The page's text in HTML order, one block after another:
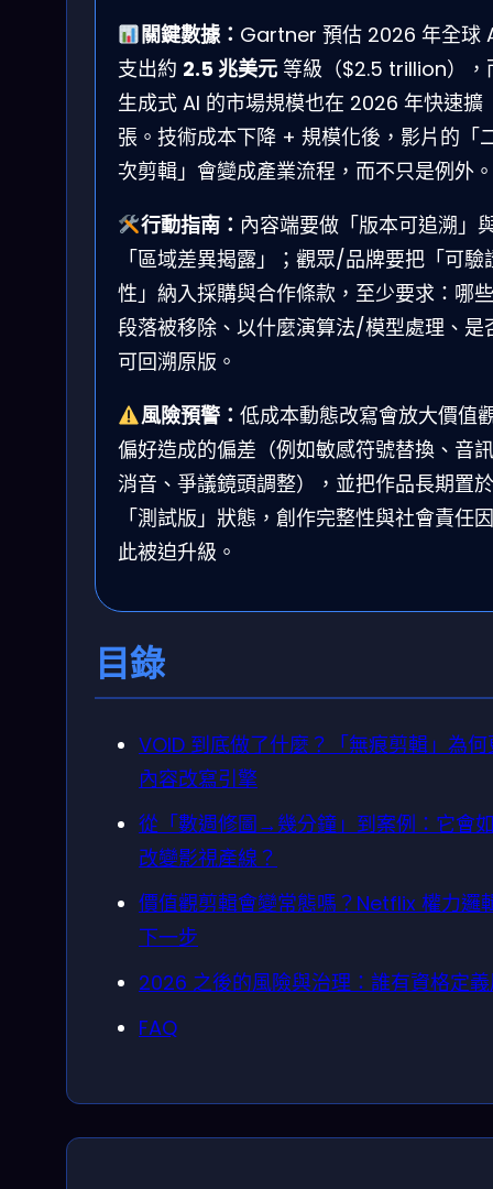
關鍵數據： Gartner 預估 2026 年全球
支出約 2.5 兆美元 等級（$2.5 trillion），
生成式 AI 的市場規模也在 2026 年快速擴
張。技術成本下降 + 規模化後，影片的「
次剪輯」會變成產業流程，而不只是例外。
行動指南： 內容端要做「版本可追溯」
「區域差異揭露」；觀眾/品牌要把「可驗
性」納入採購與合作條款，至少要求：哪些
段落被移除、以什麼演算法/模型處理、是
可回溯原版。
風險預警： 低成本動態改寫會放大價值
偏好造成的偏差（例如敏感符號替換、音訊
消音、爭議鏡頭調整），並把作品長期置於
「測試版」狀態，創作完整性與社會責任因
此被迫升級。
目錄
VOID 到底做了什麼？「無痕剪輯」為
內容改寫引擎
從「數週修圖→幾分鐘」到案例：它會
改變影視產線？
價值觀剪輯會變常態嗎？Netflix 權力邏
下一步
2026 之後的風險與治理：誰有資格定
FAQ